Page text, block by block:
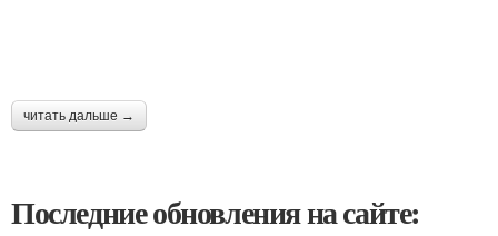
читать дальше →
Последние обновления на сайте: